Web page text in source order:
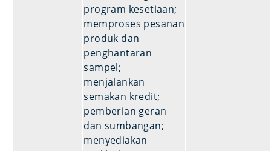
program kesetiaan;
memproses pesanan
produk dan
penghantaran
sampel;
menjalankan
semakan kredit;
pemberian geran
dan sumbangan;
menyediakan